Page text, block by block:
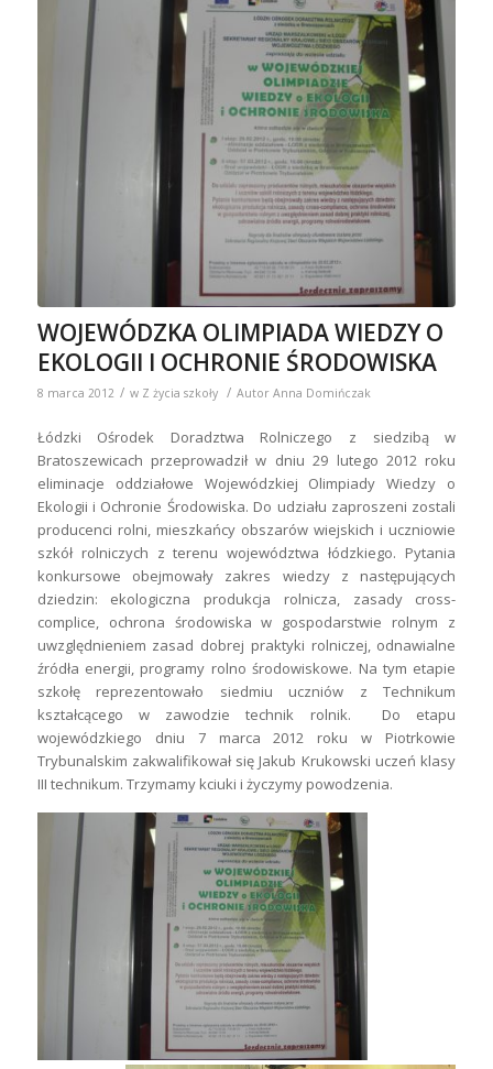
WOJEWÓDZKA OLIMPIADA WIEDZY O
EKOLOGII I OCHRONIE ŚRODOWISKA
8 marca 2012 / w Z życia szkoły / Autor Anna Domińczak
Łódzki Ośrodek Doradztwa Rolniczego z siedzibą w
Bratoszewicach przeprowadził w dniu 29 lutego 2012 roku
eliminacje oddziałowe Wojewódzkiej Olimpiady Wiedzy o
Ekologii i Ochronie Środowiska. Do udziału zaproszeni zostali
producenci rolni, mieszkańcy obszarów wiejskich i uczniowie
szkół rolniczych z terenu województwa łódzkiego. Pytania
konkursowe obejmowały zakres wiedzy z następujących
dziedzin: ekologiczna produkcja rolnicza, zasady cross-
complice, ochrona środowiska w gospodarstwie rolnym z
uwzględnieniem zasad dobrej praktyki rolniczej, odnawialne
źródła energii, programy rolno środowiskowe. Na tym etapie
szkołę reprezentowało siedmiu uczniów z Technikum
kształcącego w zawodzie technik rolnik. Do etapu
wojewódzkiego dniu 7 marca 2012 roku w Piotrkowie
Trybunalskim zakwalifikował się Jakub Krukowski uczeń klasy
III technikum. Trzymamy kciuki i życzymy powodzenia.